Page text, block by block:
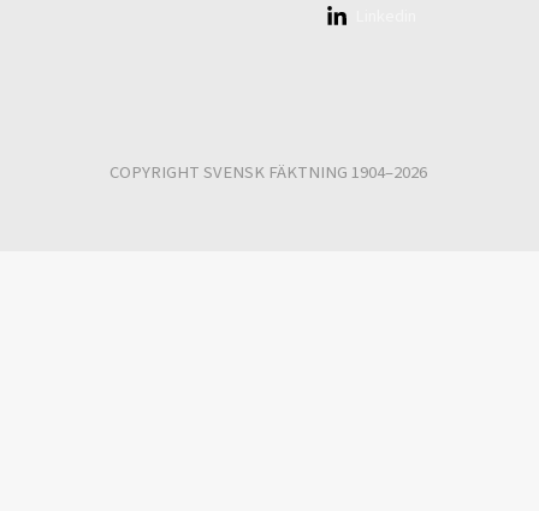
COPYRIGHT SVENSK FÄKTNING 1904–2026